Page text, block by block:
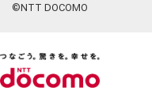
©NTT DOCOMO